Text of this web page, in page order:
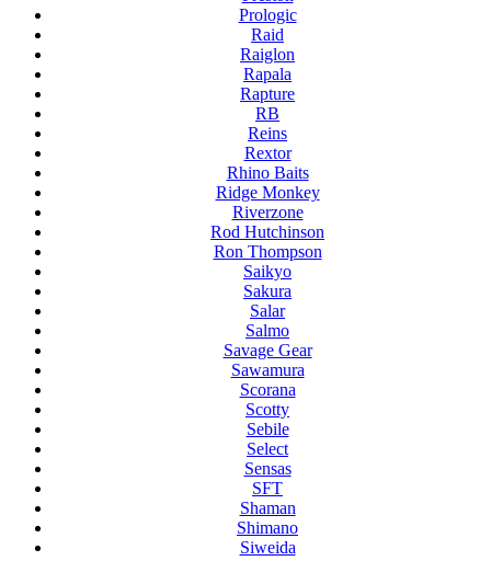
Prologic
Raid
Raiglon
Rapala
Rapture
RB
Reins
Rextor
Rhino Baits
Ridge Monkey
Riverzone
Rod Hutchinson
Ron Thompson
Saikyo
Sakura
Salar
Salmo
Savage Gear
Sawamura
Scorana
Scotty
Sebile
Select
Sensas
SFT
Shaman
Shimano
Siweida